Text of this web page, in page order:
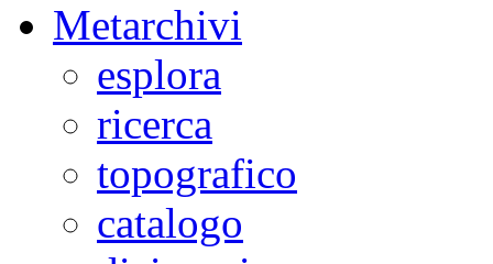
Metarchivi
esplora
ricerca
topografico
catalogo